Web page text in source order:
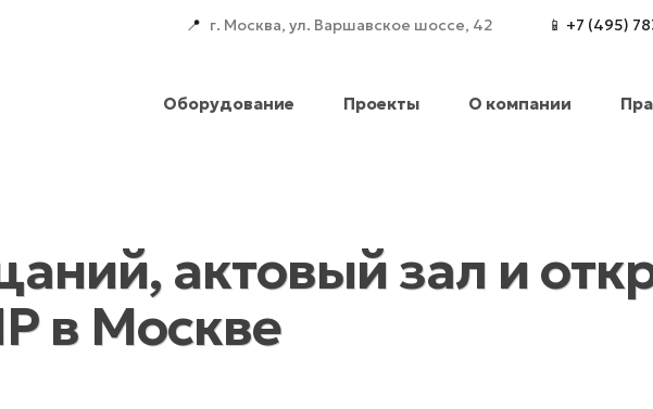
📍 г. Москва, ул. Варшавское шоссе, 42 📱 +7 (495)
Оборудование Проекты О компании
актовый зал и
в Москве